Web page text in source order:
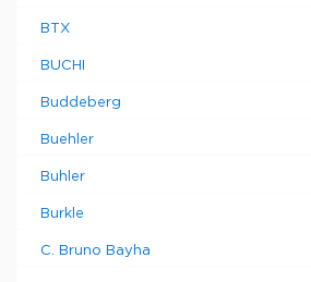
BTX
BUCHI
Buddeberg
Buehler
Buhler
Burkle
C. Bruno Bayha